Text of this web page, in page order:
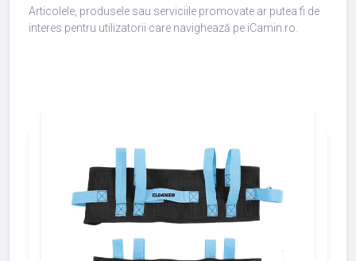
Articolele, produsele sau serviciile promovate ar putea fi de
interes pentru utilizatorii care navighează pe iCamin.ro.